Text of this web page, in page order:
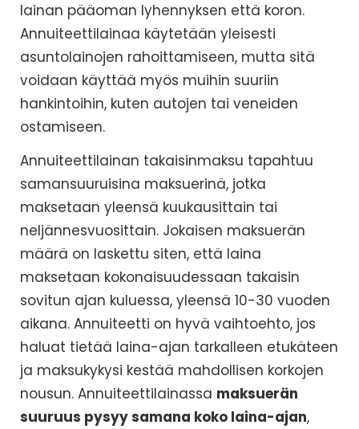
lainan pääoman lyhennyksen että koron.
Annuiteettilainaa käytetään yleisesti
asuntolainojen rahoittamiseen, mutta sitä
voidaan käyttää myös muihin suuriin
hankintoihin, kuten autojen tai veneiden
ostamiseen.
Annuiteettilainan takaisinmaksu tapahtuu
samansuuruisina maksuerinä, jotka
maksetaan yleensä kuukausittain tai
neljännesvuosittain. Jokaisen maksuerän
määrä on laskettu siten, että laina
maksetaan kokonaisuudessaan takaisin
sovitun ajan kuluessa, yleensä 10-30 vuoden
aikana. Annuiteetti on hyvä vaihtoehto, jos
haluat tietää laina-ajan tarkalleen etukäteen
ja maksukykysi kestää mahdollisen korkojen
nousun. Annuiteettilainassa maksuerän
suuruus pysyy samana koko laina-ajan,